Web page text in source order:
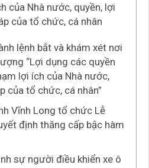
của Nhà nước, quyền, lợi
của tổ chức, cá nhân
lệnh bắt và khám xét nơi
“Lợi dụng các quyền
lợi ích của Nhà nước,
của tổ chức, cá nhân”
Vĩnh Long tổ chức Lễ
định thăng cấp bậc hàm
sự người điều khiển xe ô